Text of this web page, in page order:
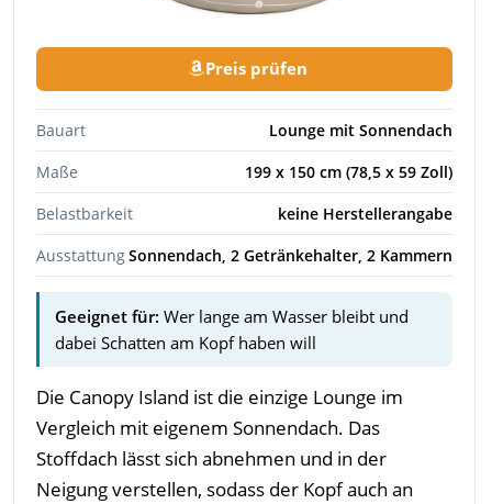
Preis prüfen
Bauart
Lounge mit Sonnendach
Maße
199 x 150 cm (78,5 x 59 Zoll)
Belastbarkeit
keine Herstellerangabe
AusstattungSonnendach, 2 Getränkehalter, 2 Kammern
Geeignet für: Wer lange am Wasser bleibt und
dabei Schatten am Kopf haben will
Die Canopy Island ist die einzige Lounge im
Vergleich mit eigenem Sonnendach. Das
Stoffdach lässt sich abnehmen und in der
Neigung verstellen, sodass der Kopf auch an